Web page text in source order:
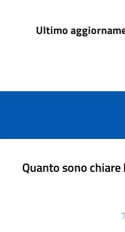
Ultimo
Quanto sono